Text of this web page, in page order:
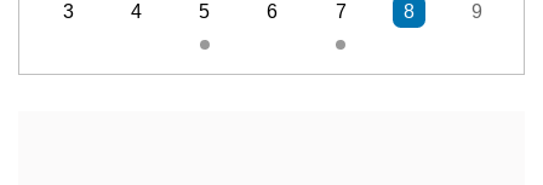
3 4 5 6 7 8 9